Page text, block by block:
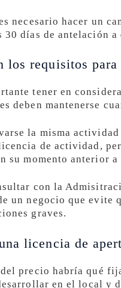
necesario hacer un
30 días de antelación
los requisitos
tener en
deben mantenerse
la misma
de actividad,
su momento anterior a
con la
un negocio que evite
graves.
licencia de
precio habría qué
en el local y